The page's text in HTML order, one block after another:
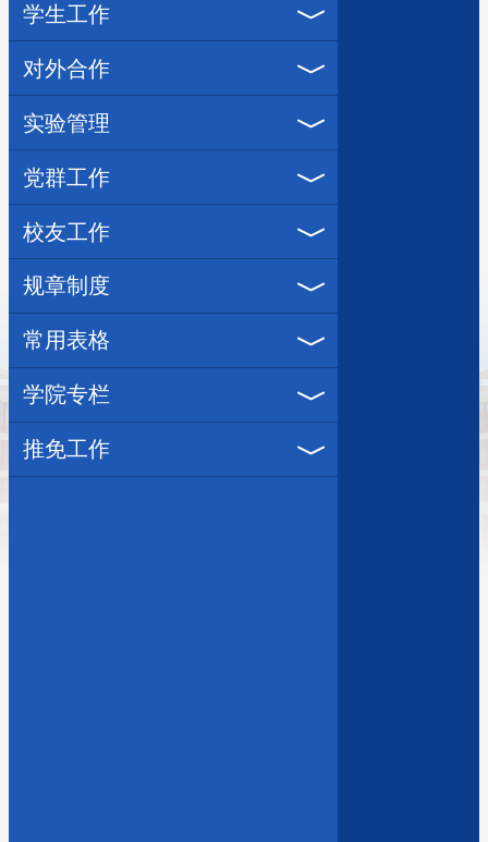
学生工作
对外合作
实验管理
党群工作
校友工作
规章制度
常用表格
学院专栏
推免工作